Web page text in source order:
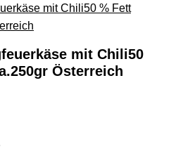
mit Chili50
Österreich